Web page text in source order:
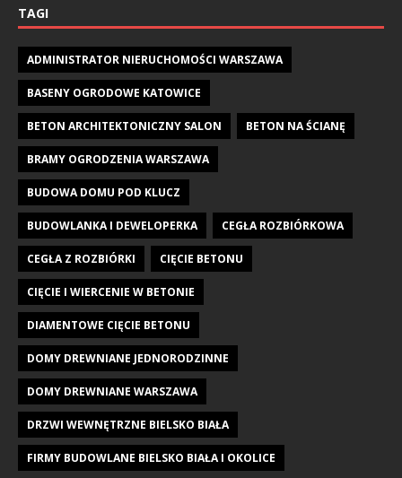
TAGI
ADMINISTRATOR NIERUCHOMOŚCI WARSZAWA
BASENY OGRODOWE KATOWICE
BETON ARCHITEKTONICZNY SALON BETON NA ŚCIANĘ
BRAMY OGRODZENIA WARSZAWA
BUDOWA DOMU POD KLUCZ
BUDOWLANKA I DEWELOPERKA CEGŁA ROZBIÓRKOWA
CEGŁA Z ROZBIÓRKI CIĘCIE BETONU
CIĘCIE I WIERCENIE W BETONIE
DIAMENTOWE CIĘCIE BETONU
DOMY DREWNIANE JEDNORODZINNE
DOMY DREWNIANE WARSZAWA
DRZWI WEWNĘTRZNE BIELSKO BIAŁA
FIRMY BUDOWLANE BIELSKO BIAŁA I OKOLICE